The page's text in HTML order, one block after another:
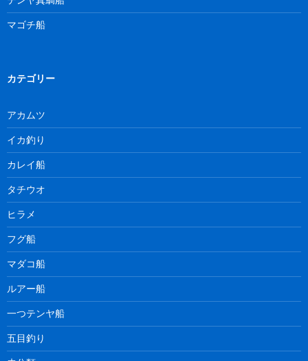
マゴチ船
カテゴリー
アカムツ
イカ釣り
カレイ船
タチウオ
ヒラメ
フグ船
マダコ船
ルアー船
一つテンヤ船
五目釣り